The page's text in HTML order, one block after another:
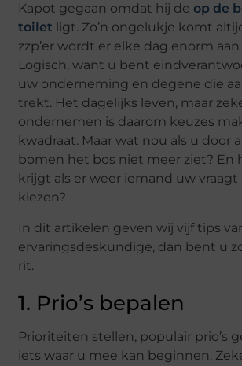
Kapot gegaan omdat hij deop de
toilet ligt. Zo’n ongelukje komt
zzp’er wordt er elke dag enorm
Logisch, want u bent
uw onderneming en degene die
trekt. Het dagelijks leven, maar
ondernemen is daarom keuzes
kwadraat. Maar wat nou als u door
bomen het bos niet meer ziet? En
krijgt als er weer iemand uw
kiezen?
In dit artikelen geven wij vijf tips
ervaringsdeskundige, dan bent u
rit.
1. Prio’s bepalen
Prioriteiten stellen, populair prio’s
iets waar u mee kan beginnen.